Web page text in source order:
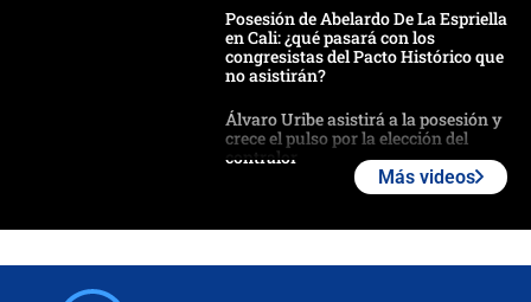
Posesión de Abelardo De La Espriella
en Cali: ¿qué pasará con los
congresistas del Pacto Histórico que
no asistirán?
Álvaro Uribe asistirá a la posesión y
crece el pulso por la elección del
contralor
Juan Lozano - 6 de agosto de 2026
Más videos